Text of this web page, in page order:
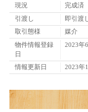
現況
完成済
引渡し
即引渡
取引態様
媒介
物件情報登録
日
2023年
情報更新日 2023年